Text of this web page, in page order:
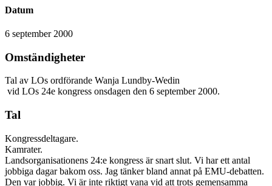
Datum
6 september 2000
Omständigheter
Tal av LOs ordförande Wanja Lundby-Wedin
vid LOs 24e kongress onsdagen den 6 september 2000.
Tal
Kongressdeltagare.
Kamrater.
Landsorganisationens 24:e kongress är snart slut. Vi har ett antal
jobbiga dagar bakom oss. Jag tänker bland annat på EMU-debatten.
Den var jobbig. Vi är inte riktigt vana vid att trots gemensamma